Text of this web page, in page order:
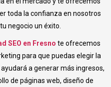
toda la confianza en nosotros
negocio un éxito.
SEO en Fresno te ofrecemos
para que puedas elegir la
a generar más ingresos,
de páginas web, diseño de